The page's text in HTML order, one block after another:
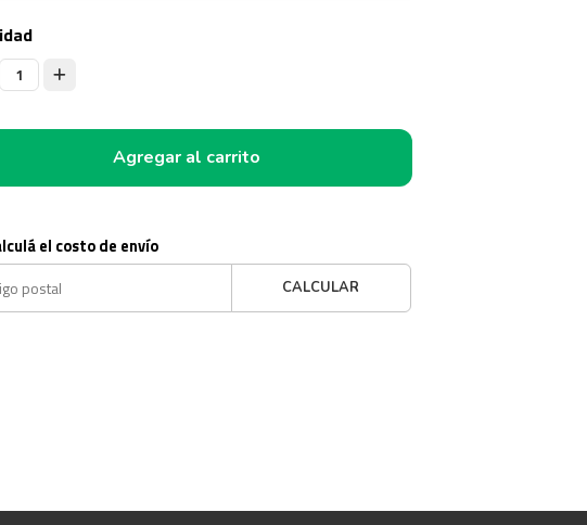
1
Agregar al carrito
el costo de envío
CALCULAR